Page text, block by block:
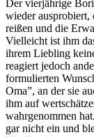
Der vierjährige
wieder ausprobiert,
reißen und die
Vielleicht ist ihm
ihrem Liebling
reagiert jedoch
formulierten
Oma”, an der sie
ihm auf
wahrgenommen
gar nicht ein und